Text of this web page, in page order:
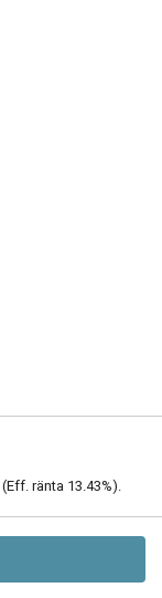
(Eff. ränta 13.43%).